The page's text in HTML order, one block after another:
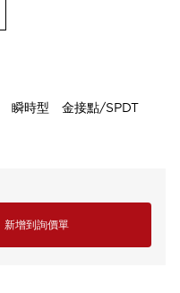
瞬時型 金接點/SPDT
新增到詢價單